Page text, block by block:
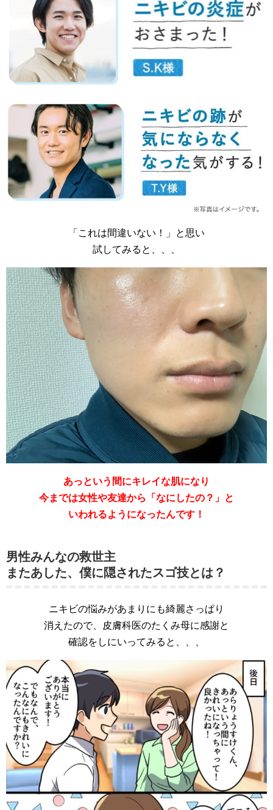
「これは間違いない！」と思い
試してみると、、、
あっという間にキレイな肌になり
今までは女性や友達から「なにしたの？」と
いわれるようになったんです！
男性みんなの救世主
またあした、僕に隠されたスゴ技とは？
ニキビの悩みがあまりにも綺麗さっぱり
消えたので、皮膚科医のたくみ母に感謝と
確認をしにいってみると、、、